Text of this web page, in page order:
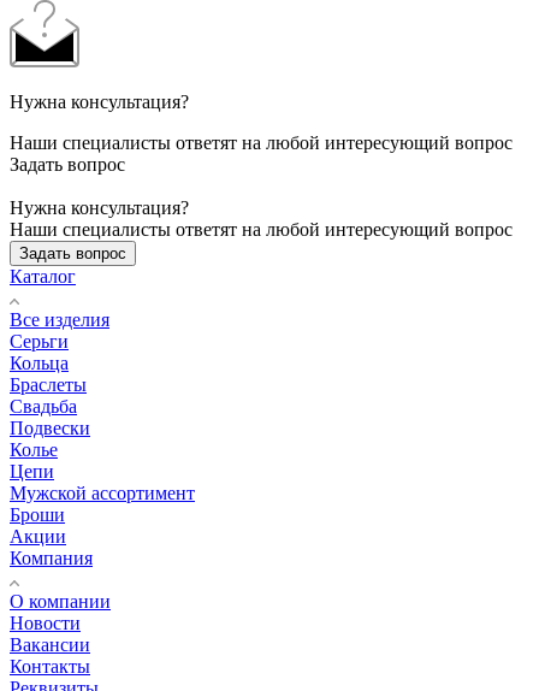
Нужна консультация?
Наши специалисты ответят на любой интересующий вопрос
Задать вопрос
Нужна консультация?
Наши специалисты ответят на любой интересующий вопрос
Задать вопрос
Каталог
Все изделия
Серьги
Кольца
Браслеты
Свадьба
Подвески
Колье
Цепи
Мужской ассортимент
Броши
Акции
Компания
О компании
Новости
Вакансии
Контакты